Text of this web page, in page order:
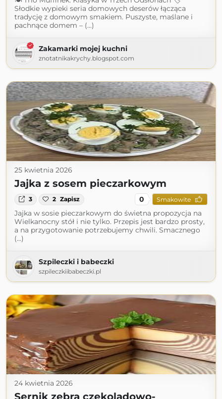
Słodkie wypieki seria domowych deserów łącząca
tradycję z domowym smakiem. Puszyste, maślane i
pachnące domem – (...)
Zakamarki mojej kuchni
znotatnikakrychy.blogspot.com
25 kwietnia 2026
Jajka z sosem pieczarkowym
3 2 Zapisz 0 Smakowite
Jajka w sosie pieczarkowym do świetna propozycja na
Wielkanocny stół i nie tylko. Przepis jest bardzo prosty,
a na przygotowanie potrzebujemy chwili. Smacznego
(...)
Szpileczki i babeczki
szpileczkiibabeczki.pl
24 kwietnia 2026